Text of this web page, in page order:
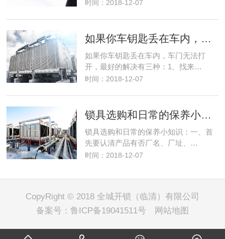
时间：2018-12-07
如果你车钥匙丢在车内，车门无法打开，最好的解决有三种：
如果你车钥匙丢在车内，车门无法打
开，最好的解决有三种：1、找来…
时间：2018-12-07
锁具选购和日常的保养小知识：
锁具选购和日常的保养小知识：一、首
先要认清产品有否厂名、厂址、…
时间：2018-12-07
CopyRight © 2018 全城开锁（临清）有限公司
备案号： 鲁ICP备19041511号 网站地图